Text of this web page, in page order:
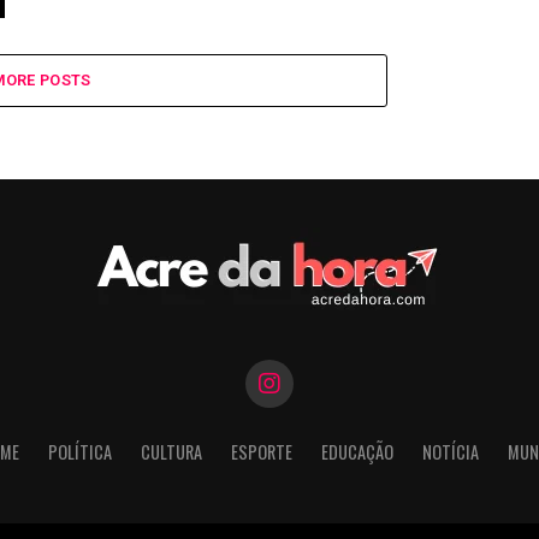
POSTS
POLÍTICA CULTURA ESPORTE EDUCAÇÃO NOTÍCIA